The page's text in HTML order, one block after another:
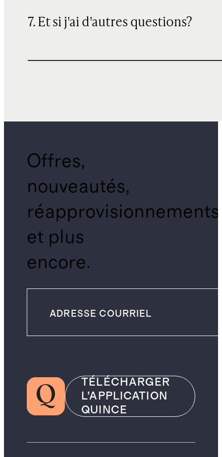
7. Et si j'ai d'autres questions?
Offres,
nouveautés,
réapprovisionnements
et plus
encore.
TÉLÉCHARGER
L’APPLICATION
QUINCE